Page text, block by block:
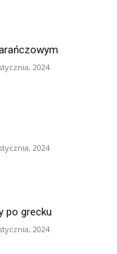
2024
2024
po grecku
2024